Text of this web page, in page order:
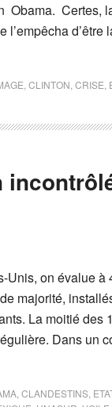
Obama. Certes,
l’empêcha
CLINTON CRISE
Unis, on évalue à
majorité,
La moitié
Dans un
CLANDESTINS